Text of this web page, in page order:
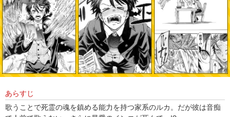
あらすじ
歌うことで死霊の魂を鎮める能力を持つ家系のルカ。だが彼は音痴